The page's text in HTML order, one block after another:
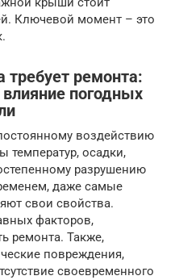
Ключевой момент – это
ремонта:
погодных
воздействию
осадки,
разрушению
даже самые
свои свойства.
факторов,
ремонта. Также,
повреждения,
своевременного